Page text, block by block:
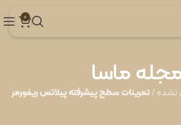
0
ماسا
نشده/تمرینات سطح پیشرفته پیلاتس ریفورمر